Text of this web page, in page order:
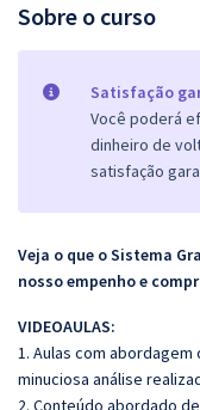
Sobre o curso
Satisfação
Você poderá
dinheiro de
satisfação
Veja o que o Sistema
nosso empenho e
VIDEOAULAS:
1. Aulas com
minuciosa análise
2. Conteúdo abordado